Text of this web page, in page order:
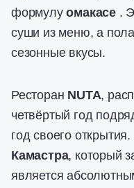
формулуомакасе .
суши из меню, а
сезонные вкусы.
Ресторан NUTA,
четвёртый год
год своего
Камастра, который
является